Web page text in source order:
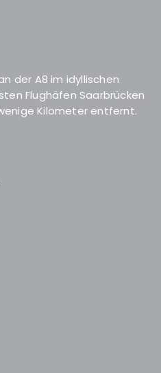
der A8 im idyllischen
Flughäfen Saarbrücken
Kilometer entfernt.